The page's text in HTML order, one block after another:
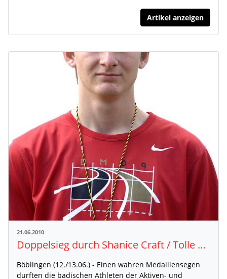
Artikel anzeigen
21.06.2010
Doppelsieg durch Shanice Craft / Tolle BLV-Bilanz mit 22 Goldmedaillen
Böblingen (12./13.06.) - Einen wahren Medaillensegen
durften die badischen Athleten der Aktiven- und